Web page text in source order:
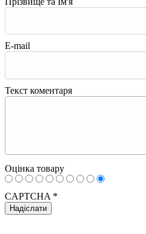
E-mail
Текст коментаря
Оцінка товару
CAPTCHA *